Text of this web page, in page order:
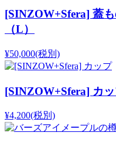
[SINZOW+Sfera] 蓋
（L）
¥50,000(税別)
[SINZOW+Sfera] カ
¥4,200(税別)